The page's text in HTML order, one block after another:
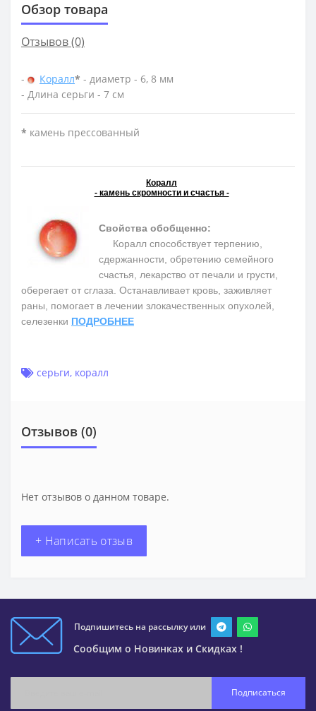
Обзор товара
Отзывов (0)
- Коралл* - диаметр - 6, 8 мм
- Длина серьги - 7 см
* камень прессованный
Коралл
- камень скромности и счастья -
Свойства обобщенно:
Коралл способствует терпению,
сдержанности, обретению семейного
счастья, лекарство от печали и грусти,
оберегает от сглаза. Останавливает кровь, заживляет
раны, помогает в лечении злокачественных опухолей,
селезенки ПОДРОБНЕЕ
серьги, коралл
Отзывов (0)
Нет отзывов о данном товаре.
+ Написать отзыв
Подпишитесь на рассылку или
Сообщим о Новинках и Скидках !
Подписаться